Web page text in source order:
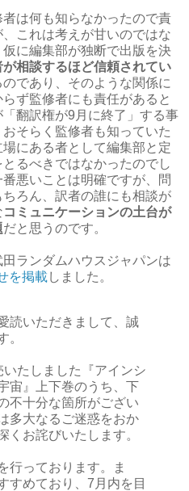
は何も知らなかったので責
これは考えが甘いのではな
に編集部が独断で出版を決
が相談するほど信頼されてい
であり、そのような関係に
ず監修者にも責任があると
翻訳権が9月に終了」する事
そらく監修者も知っていた
にある者として編集部と定
るべきではなかったのでし
悪いことは明確ですが、問
ろん、訳者の誰にも相談が
コミュニケーションの土台が
だと思うのです。
ランダムハウスジャパンは
を掲載しました。
読いただきまして、誠
。
たしました『アインシ
宙』上下巻のうち、下
不十分な箇所がござい
多大なるご迷惑をおか
くお詫びいたします。
行っております。ま
すめており、7月内を目